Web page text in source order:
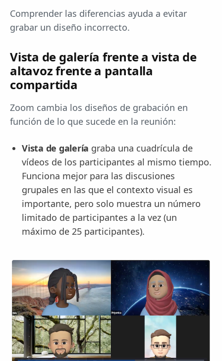
Comprender las diferencias ayuda a evitar
grabar un diseño incorrecto.
Vista de galería frente a vista de
altavoz frente a pantalla
compartida
Zoom cambia los diseños de grabación en
función de lo que sucede en la reunión:
Vista de galería graba una cuadrícula de
vídeos de los participantes al mismo tiempo.
Funciona mejor para las discusiones
grupales en las que el contexto visual es
importante, pero solo muestra un número
limitado de participantes a la vez (un
máximo de 25 participantes).